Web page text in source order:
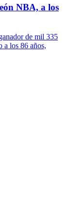
NBA, a los
de mil 335
a los 86 años,